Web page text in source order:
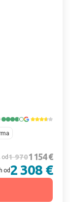
od1 9701 154 €
od2 308 €